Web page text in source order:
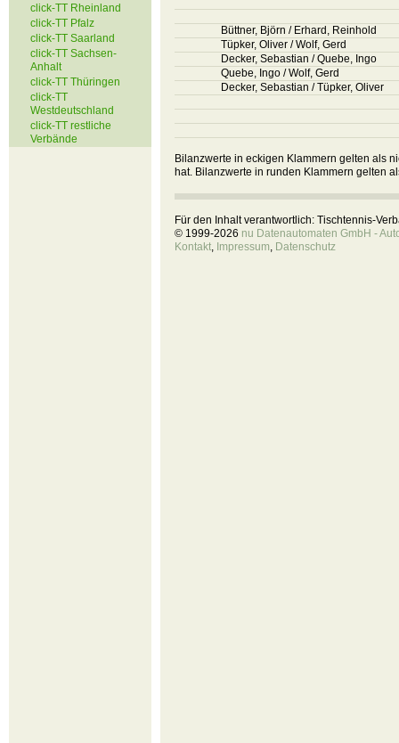
click-TT Rheinland
click-TT Pfalz
click-TT Saarland
click-TT Sachsen-
Anhalt
click-TT Thüringen
click-TT
Westdeutschland
click-TT restliche
Verbände
Büttner, Björn / Erhard, Reinhold
Tüpker, Oliver / Wolf, Gerd
Decker, Sebastian / Quebe, Ingo
Quebe, Ingo / Wolf, Gerd
Decker, Sebastian / Tüpker, Oliver
Bilanzwerte in eckigen Klammern gelten als
hat. Bilanzwerte in runden Klammern gelten
Für den Inhalt verantwortlich: Tischtennis-
© 1999-2026 nu Datenautomaten GmbH -
Kontakt, Impressum, Datenschutz